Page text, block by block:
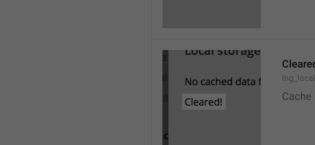
Cache